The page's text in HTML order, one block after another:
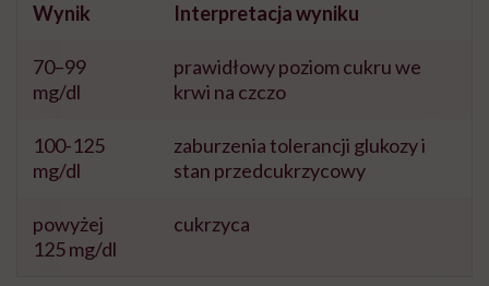
Wynik Interpretacja wyniku
70–99
mg/dl
prawidłowy poziom cukru we
krwi na czczo
100-125
mg/dl
zaburzenia tolerancji glukozy i
stan przedcukrzycowy
powyżej
125 mg/dl
cukrzyca